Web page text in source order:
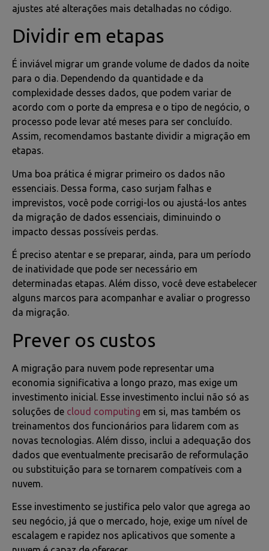
ajustes até alterações mais detalhadas no código.
Dividir em etapas
É inviável migrar um grande volume de dados da noite
para o dia. Dependendo da quantidade e da
complexidade desses dados, que podem variar de
acordo com o porte da empresa e o tipo de negócio, o
processo pode levar até meses para ser concluído.
Assim, recomendamos bastante dividir a migração em
etapas.
Uma boa prática é migrar primeiro os dados não
essenciais. Dessa forma, caso surjam falhas e
imprevistos, você pode corrigi-los ou ajustá-los antes
da migração de dados essenciais, diminuindo o
impacto dessas possíveis perdas.
É preciso atentar e se preparar, ainda, para um período
de inatividade que pode ser necessário em
determinadas etapas. Além disso, você deve estabelecer
alguns marcos para acompanhar e avaliar o progresso
da migração.
Prever os custos
A migração para nuvem pode representar uma
economia significativa a longo prazo, mas exige um
investimento inicial. Esse investimento inclui não só as
soluções de cloud computing em si, mas também os
treinamentos dos funcionários para lidarem com as
novas tecnologias. Além disso, inclui a adequação dos
dados que eventualmente precisarão de reformulação
ou substituição para se tornarem compatíveis com a
nuvem.
Esse investimento se justifica pelo valor que agrega ao
seu negócio, já que o mercado, hoje, exige um nível de
escalagem e rapidez nos aplicativos que somente a